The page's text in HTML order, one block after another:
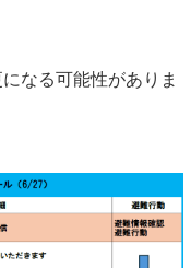
なる可能性がありま